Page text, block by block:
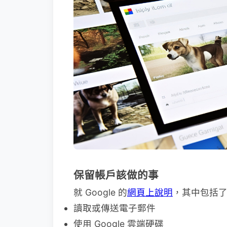
保留帳戶該做的事
就 Google 的網頁上說明 ，其中包括
讀取或傳送電子郵件
使用 Google 雲端硬碟